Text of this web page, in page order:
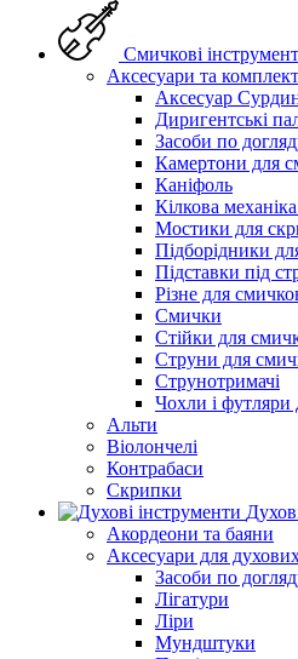
Смичкові
Аксесуари та
Аксесуар
Диригентські
Засоби по
Камертони для
Каніфоль
Кілкова
Мостики для
Підборiдники
Підставки під
Різне для
Смички
Стійки для
Струни для
Струнотримачі
Чохли і футляри
Альти
Віолончелі
Контрабаси
Скрипки
Акордеони та баяни
Аксесуари для
Засоби по
Лігатури
Ліри
Мундштуки